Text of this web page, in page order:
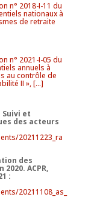
n° 2018-I-11 du
nationaux à
de retraite
n° 2021-I-05 du
annuels à
au contrôle de
II », [...]
Suivi et
des acteurs
20211223_ra
des
2020. ACPR,
:
20211108_as_